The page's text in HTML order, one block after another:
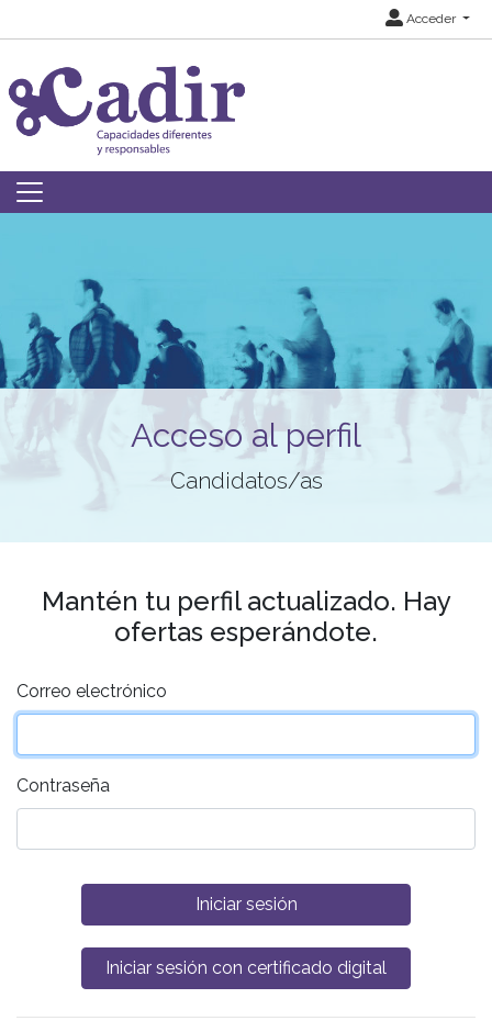
Acceder
Acceso al perfil
Candidatos/as
Mantén tu perfil actualizado. Hay
ofertas esperándote.
Correo electrónico
Contraseña